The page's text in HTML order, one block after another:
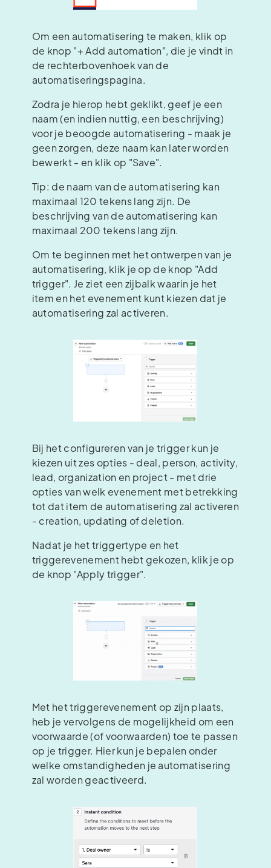
Om een automatisering te maken, klik op
de knop "+ Add automation", die je vindt in
de rechterbovenhoek van de
automatiseringspagina.
Zodra je hierop hebt geklikt, geef je een
naam (en indien nuttig, een beschrijving)
voor je beoogde automatisering - maak je
geen zorgen, deze naam kan later worden
bewerkt - en klik op "Save".
Tip: de naam van de automatisering kan
maximaal 120 tekens lang zijn. De
beschrijving van de automatisering kan
maximaal 200 tekens lang zijn.
Om te beginnen met het ontwerpen van je
automatisering, klik je op de knop "Add
trigger". Je ziet een zijbalk waarin je het
item en het evenement kunt kiezen dat je
automatisering zal activeren.
Bij het configureren van je trigger kun je
kiezen uit zes opties - deal, person, activity,
lead, organization en project - met drie
opties van welk evenement met betrekking
tot dat item de automatisering zal activeren
- creation, updating of deletion.
Nadat je het triggertype en het
triggerevenement hebt gekozen, klik je op
de knop "Apply trigger".
Met het triggerevenement op zijn plaats,
heb je vervolgens de mogelijkheid om een
voorwaarde (of voorwaarden) toe te passen
op je trigger. Hier kun je bepalen onder
welke omstandigheden je automatisering
zal worden geactiveerd.